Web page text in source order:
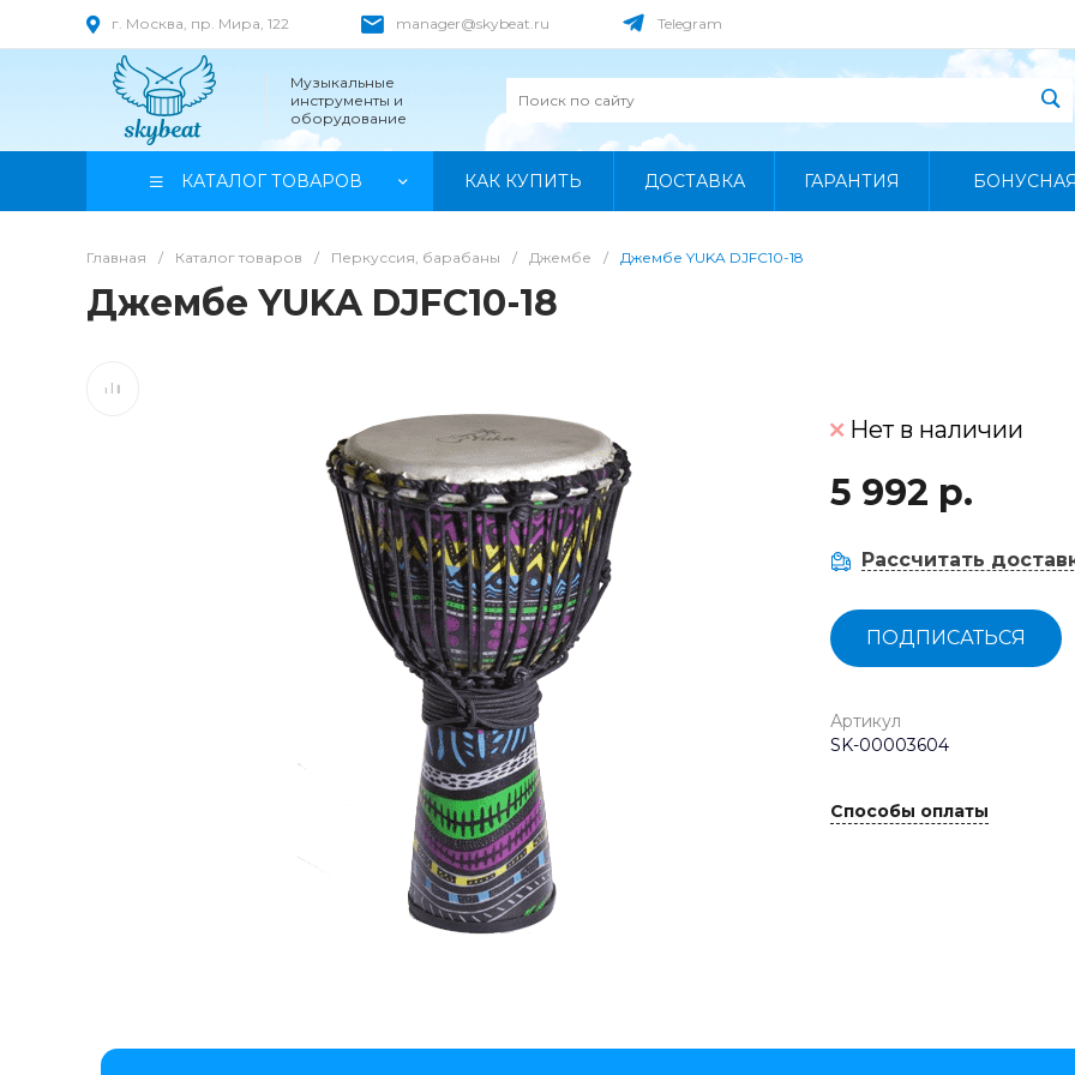
г. Москва, пр. Мира, 122 manager@skybeat.ru Telegram
Музыкальные
инструменты и
оборудование
КАТАЛОГ ТОВАРОВ КАК КУПИТЬ ДОСТАВКА ГАРАНТИЯ
Главная / Каталог товаров / Перкуссия, барабаны / Джембе / Джембе YUKA DJFC10-18
Джембе YUKA DJFC10-18
Нет в наличии
5 992 р.
Рассчитать
ПОДПИСАТЬСЯ
Артикул
SK-00003604
Способы оплаты